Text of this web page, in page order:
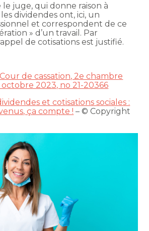
le juge, qui donne raison à
les dividendes ont, ici, un
et correspondent de ce
» d’un travail. Par
de cotisations est justifié.
de cassation, 2e chambre
octobre 2023, no 21-20366
et cotisations sociales :
ça compte ! – © Copyright